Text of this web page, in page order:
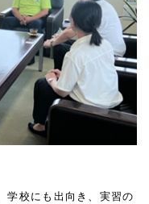
校にも出向き、実習の